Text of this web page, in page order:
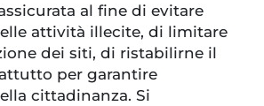
al fine di evitare
attività illecite, di limitare
dei siti, di ristabilirne il
per garantire
cittadinanza. Si